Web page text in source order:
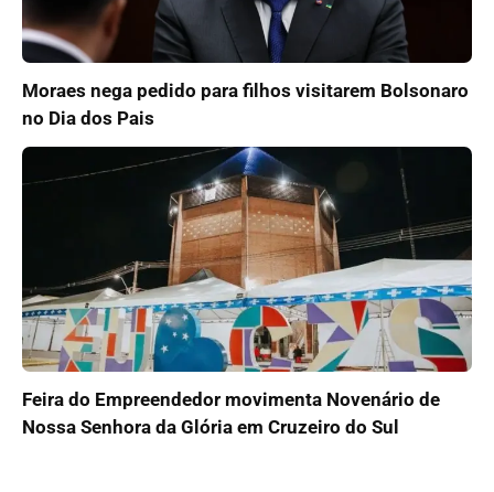
Moraes nega pedido para filhos visitarem Bolsonaro
no Dia dos Pais
Feira do Empreendedor movimenta Novenário de
Nossa Senhora da Glória em Cruzeiro do Sul